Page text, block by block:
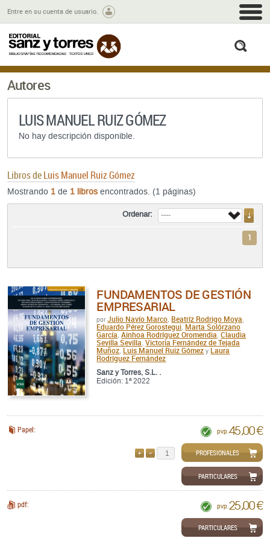
Entre en su cuenta de usuario.
Autores
LUIS MANUEL RUIZ GÓMEZ
No hay descripción disponible.
Libros deLuis Manuel Ruiz Gómez
Mostrando 1 de 1 libros encontrados. (1 páginas)
Ordenar:
1
FUNDAMENTOS DE GESTIÓN
EMPRESARIAL
por Julio Navío Marco Beatríz Rodrigo Moya
Eduardo Pérez Gorostegui Marta Solórzano
García Ainhoa Rodríguez Oromendia ,Claudia
Sevilla Sevilla ,Victoria Fernández de Tejada
Muñoz Luis Manuel Ruiz Gómez y Laura
Rodríguez Fernández
Sanz y Torres, S.L. .
Edición: 1ª 2022
Papel: pvp. 45,00 €
QUITARPROFESIONALES
PARTICULARES
pdf: pvp. 25,00 €
PARTICULARES